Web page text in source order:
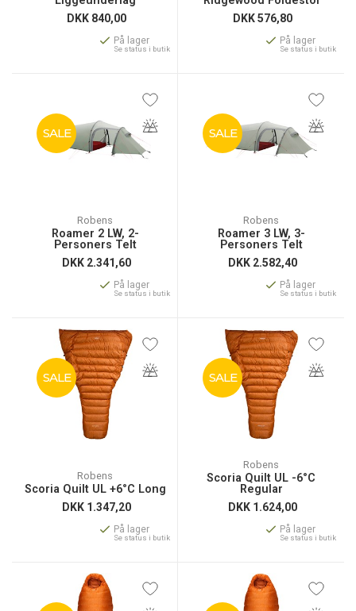
DKK 840,00
På lager
Se status i butik
DKK576,80
På lager
Se status i butik
SALE
Robens
Roamer 2 LW, 2-
Personers Telt
DKK 2.341,60
På lager
Se status i butik
SALE
Robens
Roamer 3 LW, 3-
Personers Telt
DKK 2.582,40
På lager
Se status i butik
SALE
Robens
Scoria Quilt UL +6°C Long
DKK 1.347,20
På lager
Se status i butik
SALE
Robens
Scoria Quilt UL -6°C
Regular
DKK 1.624,00
På lager
Se status i butik